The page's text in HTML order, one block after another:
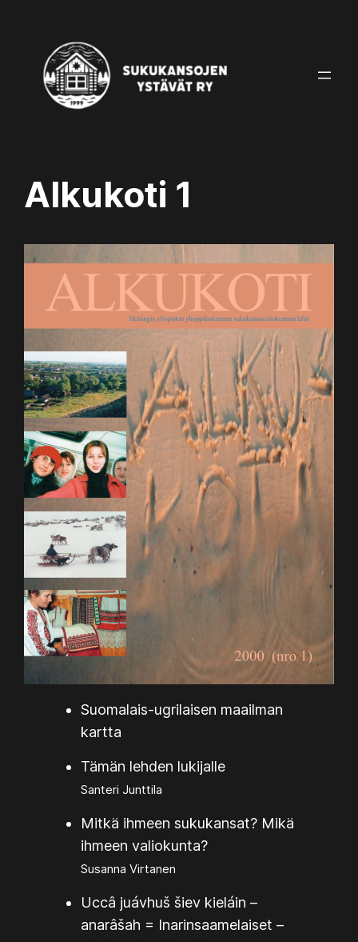
Alkukoti 1
Suomalais-ugrilaisen maailman
kartta
Tämän lehden lukijalle
Santeri Junttila
Mitkä ihmeen sukukansat? Mikä
ihmeen valiokunta?
Susanna Virtanen
Uccâ juávhuš šiev kieláin –
anarâšah = Inarinsaamelaiset –